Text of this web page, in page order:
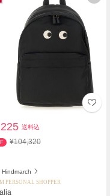
送料込
¥104,320
Hindmarch
PERSONAL SHOPPER